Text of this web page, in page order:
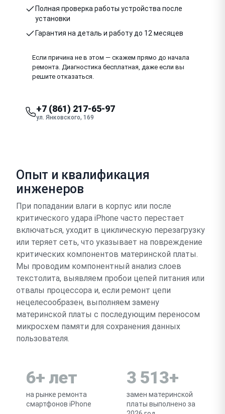
Полная проверка работы устройства после
установки
Гарантия на деталь и работу до 12 месяцев
Если причина не в этом — скажем прямо до начала
ремонта. Диагностика бесплатная, даже если вы
решите отказаться.
+7 (861) 217-65-97
ул. Янковского, 169
Опыт и квалификация
инженеров
При попадании влаги в корпус или после
критического удара iPhone часто перестает
включаться, уходит в циклическую перезагрузку
или теряет сеть, что указывает на повреждение
критических компонентов материнской платы.
Мы проводим компонентный анализ слоев
текстолита, выявляем пробои цепей питания или
отвалы процессора и, если ремонт цепи
нецелесообразен, выполняем замену
материнской платы с последующим переносом
микросхем памяти для сохранения данных
пользователя.
6+ лет
на рынке ремонта
смартфонов iPhone
3 513+
замен материнской
платы выполнено за